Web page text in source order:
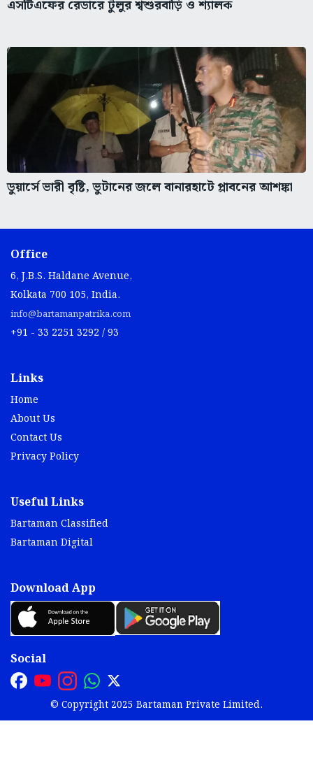
এসটিএফের রেডারে টুলুর শ্বশুরবাড়ি ও শ্যালক
ডুয়ার্সে ভারী বৃষ্টি, ভুটানের জলে বানারহাটে প্লাবনের আশঙ্কা
Office
6, J.B.S. Haldane Avenue,
Kolkata 700 105, India.
info@bartamanpatrika.com
+91 - 33 2251 3292 / 93
Links
Home
About Us
Contact Us
Privacy Policy
Useful Links
Bartaman Classified
Bartaman Digital
Download App
Social
© Copyright 2025 Bartaman Private Limited.